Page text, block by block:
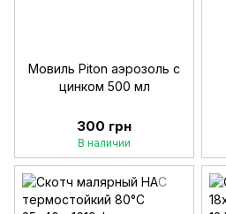
Мовиль Piton аэрозоль с
цинком 500 мл
300 грн
В наличии